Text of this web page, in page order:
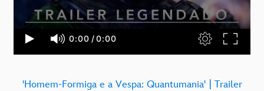
'Homem-Formiga e a Vespa: Quantumania' | Trailer